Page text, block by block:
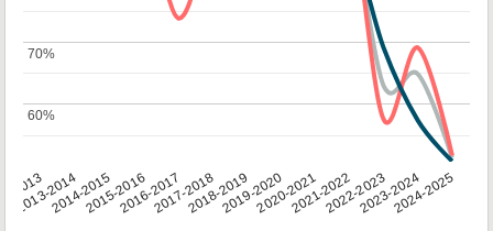
2013
2013-2014
2014-20152015-20162016-20172017-20182018-20192019-20202020-20212021-20222022-20232023-20242024-2025
60%
60%
70%
70%